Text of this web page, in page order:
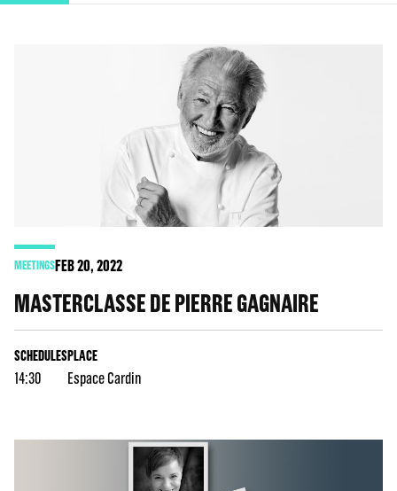
MEETINGSFEB20, 2022
MASTERCLASSE DE PIERRE GAGNAIRE
SCHEDULES
14:30
PLACE
Espace Cardin